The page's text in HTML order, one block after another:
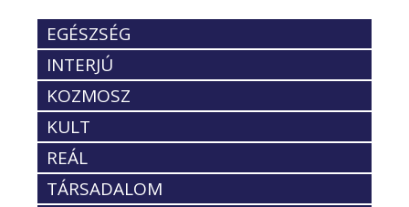
EGÉSZSÉG
INTERJÚ
KOZMOSZ
KULT
REÁL
TÁRSADALOM